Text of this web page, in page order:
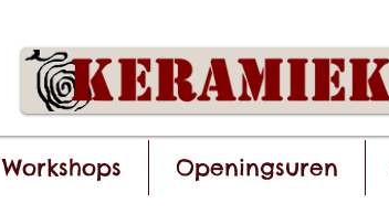
Workshops Openingsuren